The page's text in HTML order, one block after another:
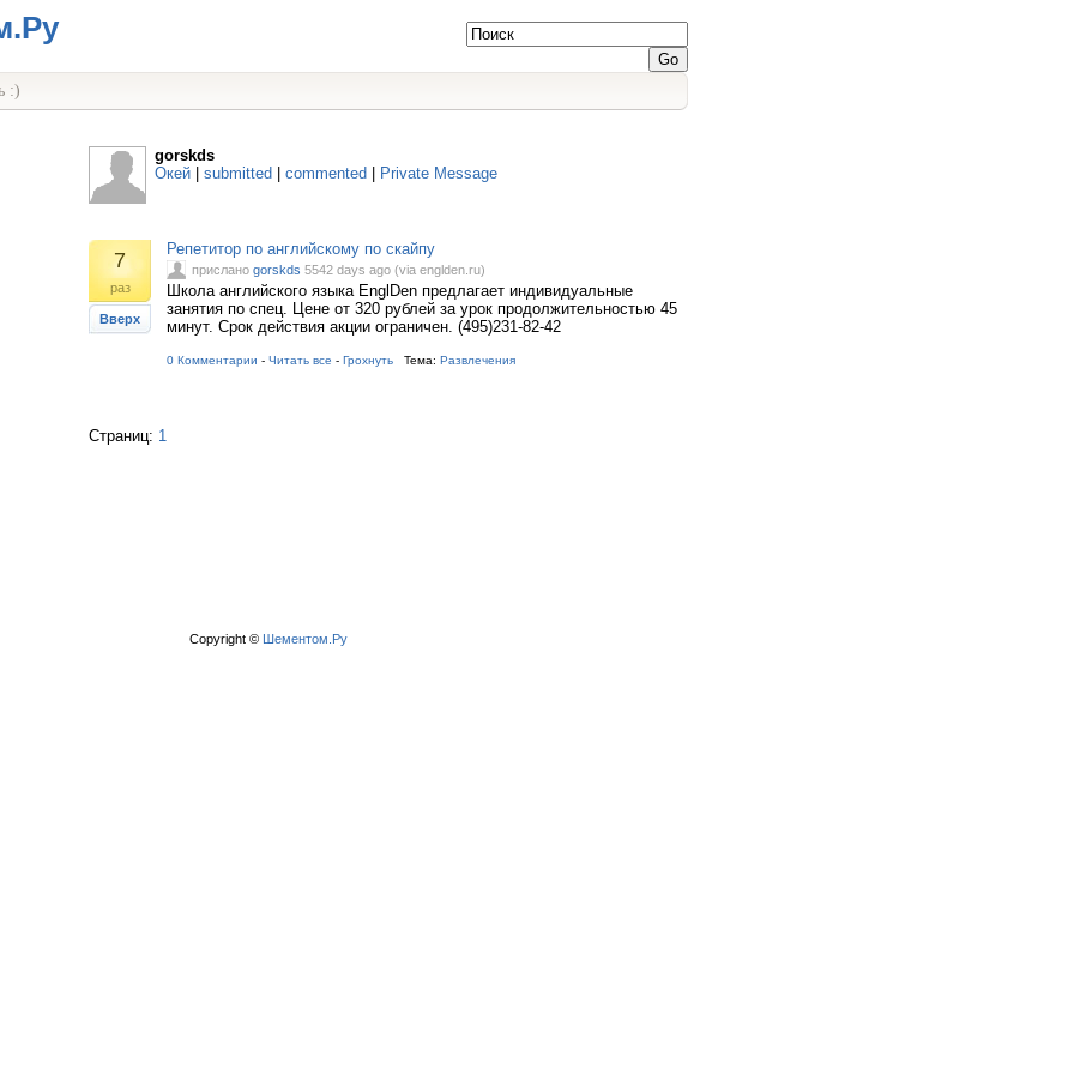
:)
gorskds
Окей
submitted commented Private Message
7
раз
Вверх
Репетитор по английскому по скайпу
прислано gorskds 5542 days ago (via englden.ru)
Школа английского языка EnglDen предлагает индивидуальные
занятия по спец. Цене от 320 рублей за урок продолжительностью 45
минут. Срок действия акции ограничен. (495)231-82-42
0 Комментарии - Читать все - Грохнуть Тема: Развлечения
Страниц: 1
Copyright © Шементом.Ру